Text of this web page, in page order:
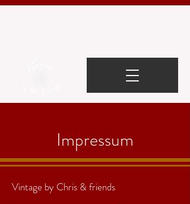
Impressum
Vintage by Chris & friends